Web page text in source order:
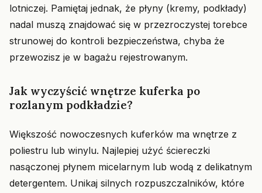
lotniczej. Pamiętaj jednak, że płyny (kremy, podkłady)
nadal muszą znajdować się w przezroczystej torebce
strunowej do kontroli bezpieczeństwa, chyba że
przewozisz je w bagażu rejestrowanym.
Jak wyczyścić wnętrze kuferka po
rozlanym podkładzie?
Większość nowoczesnych kuferków ma wnętrze z
poliestru lub winylu. Najlepiej użyć ściereczki
nasączonej płynem micelarnym lub wodą z delikatnym
detergentem. Unikaj silnych rozpuszczalników, które